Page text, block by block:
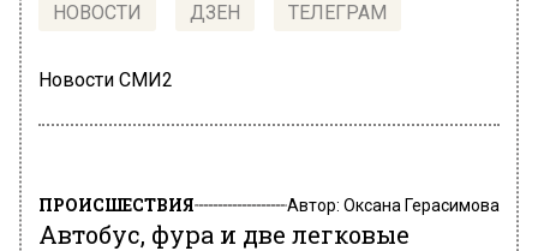
НОВОСТИ ДЗЕН ТЕЛЕГРАМ
Новости СМИ2
ПРОИСШЕСТВИЯ Автор: Оксана Герасимова
Автобус, фура и две легковые